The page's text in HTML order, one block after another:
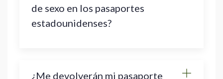
de sexo en los pasaportes
estadounidenses?
¿Me devolverán mi pasaporte